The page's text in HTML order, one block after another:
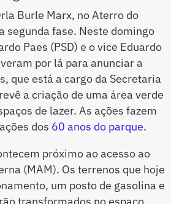
Burle Marx, no Aterro do
segunda fase. Neste domingo
Paes (PSD) e o vice Eduardo
por lá para anunciar a
que está a cargo da Secretaria
a criação de uma área verde
de lazer. As ações fazem
dos 60 anos do parque.
próximo ao acesso ao
(MAM). Os terrenos que hoje
um posto de gasolina e
transformados no espaço